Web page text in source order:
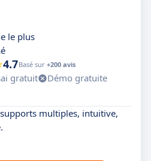
le plus
4.7Basé sur +200 avis
gratuit
Démo gratuite
multiples, intuitive,